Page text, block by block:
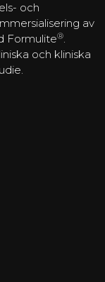
och
av
Formulite®.
och kliniska